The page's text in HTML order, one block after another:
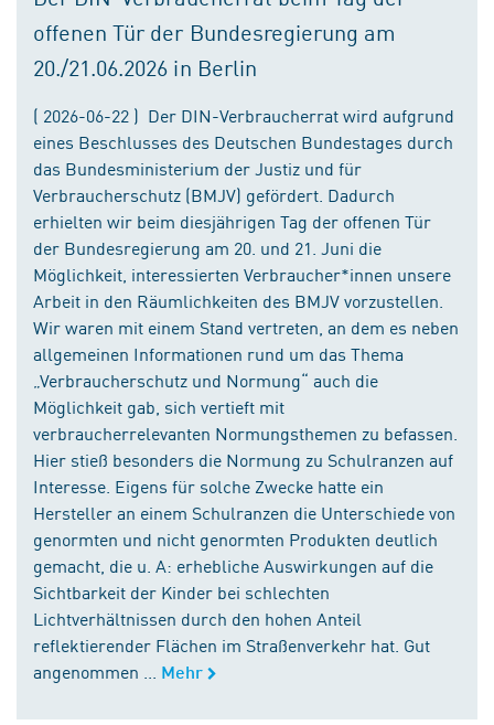
offenen Tür der Bundesregierung am
20./21.06.2026 in Berlin
( 2026-06-22 ) Der DIN-Verbraucherrat wird aufgrund
eines Beschlusses des Deutschen Bundestages durch
das Bundesministerium der Justiz und für
Verbraucherschutz (BMJV) gefördert. Dadurch
erhielten wir beim diesjährigen Tag der offenen Tür
der Bundesregierung am 20. und 21. Juni die
Möglichkeit, interessierten Verbraucher*innen unsere
Arbeit in den Räumlichkeiten des BMJV vorzustellen.
Wir waren mit einem Stand vertreten, an dem es neben
allgemeinen Informationen rund um das Thema
„Verbraucherschutz und Normung“ auch die
Möglichkeit gab, sich vertieft mit
verbraucherrelevanten Normungsthemen zu befassen.
Hier stieß besonders die Normung zu Schulranzen auf
Interesse. Eigens für solche Zwecke hatte ein
Hersteller an einem Schulranzen die Unterschiede von
genormten und nicht genormten Produkten deutlich
gemacht, die u. A: erhebliche Auswirkungen auf die
Sichtbarkeit der Kinder bei schlechten
Lichtverhältnissen durch den hohen Anteil
reflektierender Flächen im Straßenverkehr hat. Gut
angenommen ...
Mehr